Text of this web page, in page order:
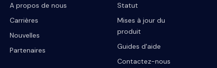
A propos de nous
Carrières
Nouvelles
Partenaires
Statut
Mises à jour du
produit
Guides d'aide
Contactez-nous